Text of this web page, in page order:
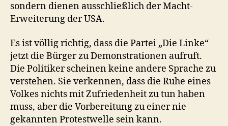
sondern dienen ausschließlich der Macht-
Erweiterung der USA.
Es ist völlig richtig, dass die Partei „Die Linke“
jetzt die Bürger zu Demonstrationen aufruft.
Die Politiker scheinen keine andere Sprache zu
verstehen. Sie verkennen, dass die Ruhe eines
Volkes nichts mit Zufriedenheit zu tun haben
muss, aber die Vorbereitung zu einer nie
gekannten Protestwelle sein kann.